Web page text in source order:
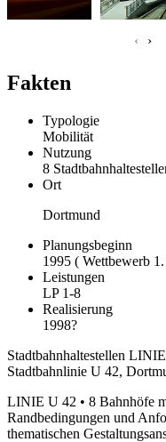
‹ ›
Fakten
Typologie
Mobilität
Nutzung
8
Ort
Dortmund
Planungsbeginn
1995 ( Wettbewerb
Leistungen
LP 1-8
Realisierung
1998?
Stadtbahnhaltestellen
Stadtbahnlinie U 42,
LINIE U 42 • 8 Bahnhöfe
Randbedingungen und
thematischen